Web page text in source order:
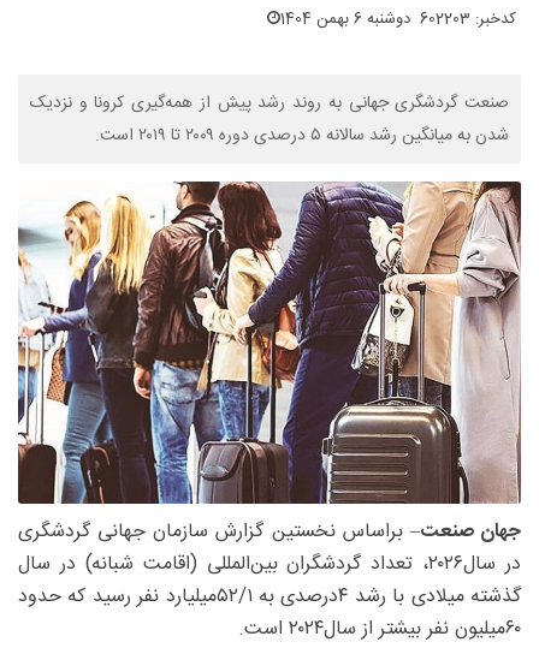
کدخبر: 602203 دوشنبه 6 بهمن 1404
صنعت گردشگری جهانی به روند رشد پیش از همه‌گیری کرونا و نزدیک
شدن به میانگین رشد سالانه ۵ درصدی دوره ۲۰۰۹ تا ۲۰۱۹ است.
جهان صنعت– براساس نخستین گزارش سازمان جهانی گردشگری
در سال‌۲۰۲۶، تعداد گردشگران بین‌المللی (اقامت ‌شبانه) در سال
گذشته میلادی با رشد ۴درصدی به ۵۲/۱‌میلیارد نفر رسید که حدود
۶۰میلیون نفر بیشتر از سال‌۲۰۲۴ است.